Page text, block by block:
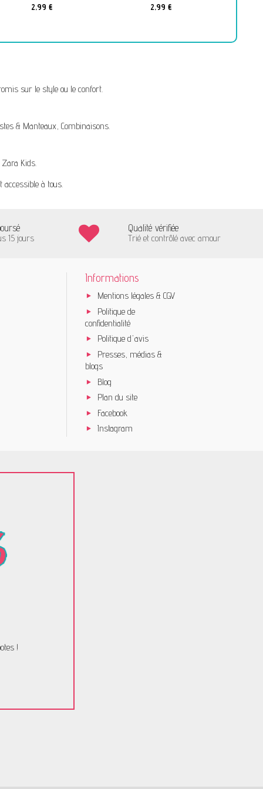
2,99 €
2,99 €
sur le style ou le confort.
& Manteaux, Combinaisons.
Zara Kids.
accessible à tous.
15 jours
Qualité vérifiée
Trié et contrôlé avec amour
Informations
Mentions légales & CGV
Politique de
confidentialité
Politique d'avis
Presses, médias &
blogs
Blog
Plan du site
Facebook
Instagram
!